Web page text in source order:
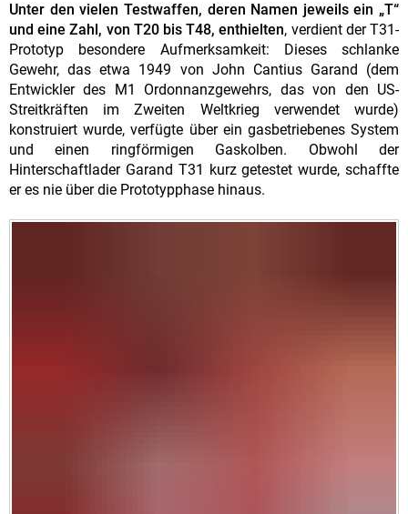
Unter den vielen Testwaffen, deren Namen jeweils ein „T“
und eine Zahl, von T20 bis T48, enthielten, verdient der T31-
Prototyp besondere Aufmerksamkeit: Dieses schlanke
Gewehr, das etwa 1949 von John Cantius Garand (dem
Entwickler des M1 Ordonnanzgewehrs, das von den US-
Streitkräften im Zweiten Weltkrieg verwendet wurde)
konstruiert wurde, verfügte über ein gasbetriebenes System
und einen ringförmigen Gaskolben. Obwohl der
Hinterschaftlader Garand T31 kurz getestet wurde, schaffte
er es nie über die Prototypphase hinaus.